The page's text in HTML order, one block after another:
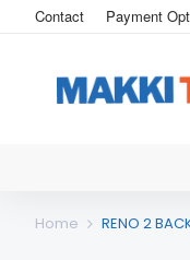
Contact Payment
Home RENO 2